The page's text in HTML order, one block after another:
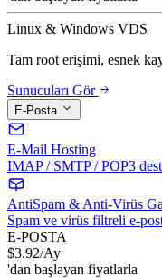
Linux & Windows VDS
Tam root erişimi, esnek
Sunucuları Gör
E-Posta
E-Mail Hosting
IMAP / SMTP / POP3
AntiSpam & Anti-Virüs
Spam ve virüs filtreli e-
E-POSTA
$3.92/Ay
'dan başlayan fiyatlarla